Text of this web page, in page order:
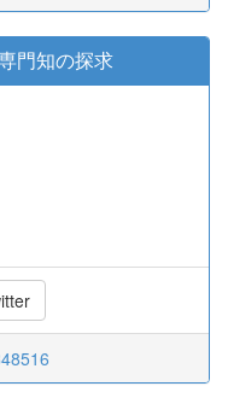
門知の探求